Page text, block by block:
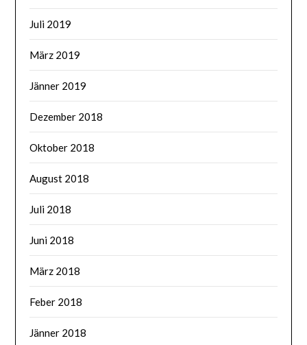
Juli 2019
März 2019
Jänner 2019
Dezember 2018
Oktober 2018
August 2018
Juli 2018
Juni 2018
März 2018
Feber 2018
Jänner 2018